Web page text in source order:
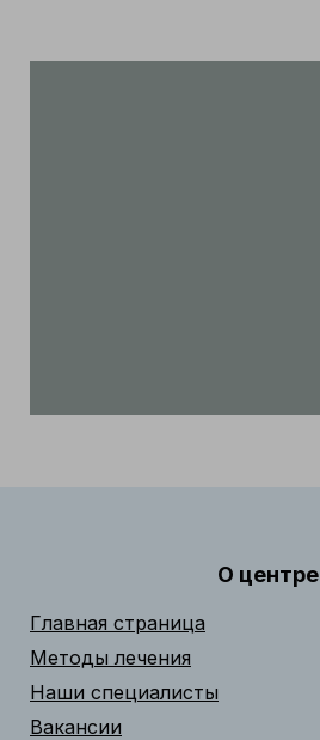
О центре
Главная страница
Методы лечения
Наши специалисты
Вакансии